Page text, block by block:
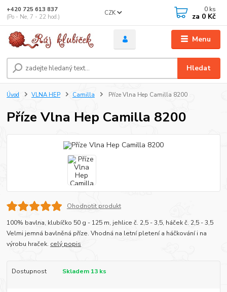
Menu
CZK
Hledat
+420 725 613 837
(Po - Ne, 7 - 22 hod.)
0 ks
za 0 Kč
Úvod VLNA HEP Camilla Příze Vlna Hep Camilla 8200
Příze Vlna Hep Camilla 8200
Ohodnotit produkt
100% bavlna, klubíčko 50 g - 125 m, jehlice č. 2,5 - 3,5, háček č. 2,5 - 3,5
Velmi jemná bavlněná příze. Vhodná na letní pletení a háčkování i na
výrobu hraček. celý popis
Dostupnost Skladem 13 ks